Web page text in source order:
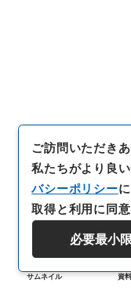
サムネイル 資
ご訪問いただき
私たちがより良
バシーポリシー
取得と利用に同
必要最小限